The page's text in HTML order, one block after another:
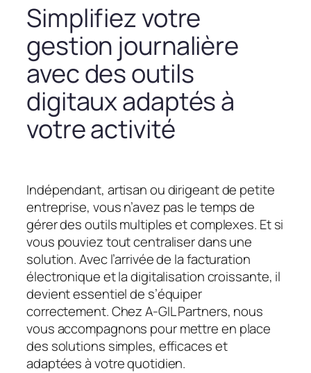
Simplifiez votre
gestion journalière
avec des outils
digitaux adaptés à
votre activité
Indépendant, artisan ou dirigeant de petite
entreprise, vous n’avez pas le temps de
gérer des outils multiples et complexes. Et si
vous pouviez tout centraliser dans une
solution. Avec l’arrivée de la facturation
électronique et la digitalisation croissante, il
devient essentiel de s’équiper
correctement. Chez A-GIL Partners, nous
vous accompagnons pour mettre en place
des solutions simples, efficaces et
adaptées à votre quotidien.